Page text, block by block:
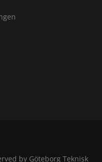
by Göteborg Teknisk